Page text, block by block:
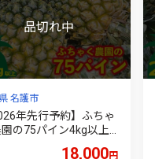
名護市
年先行予約】ふちゃ
園の75パイン4kg以上
18,000円